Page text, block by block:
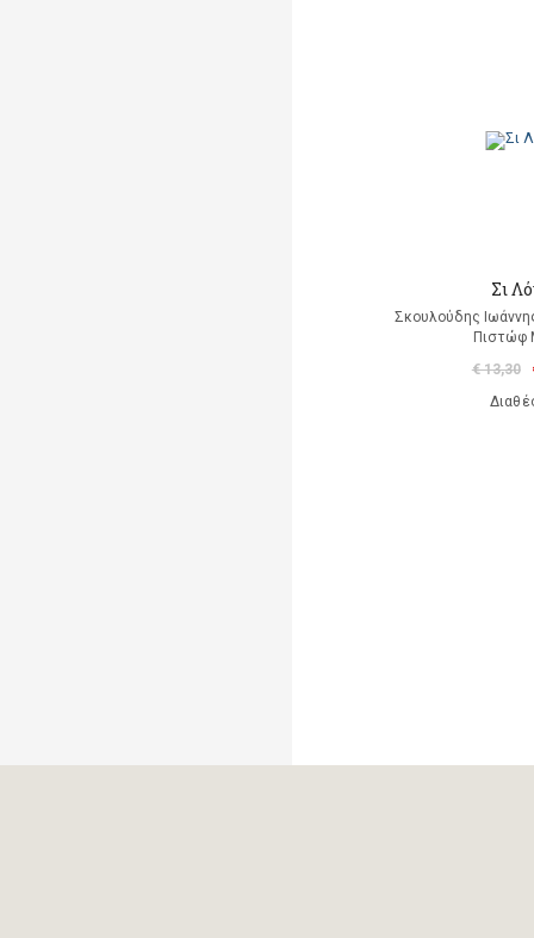
Σι
Σκουλούδης
Πιστώφ
€ 13,30